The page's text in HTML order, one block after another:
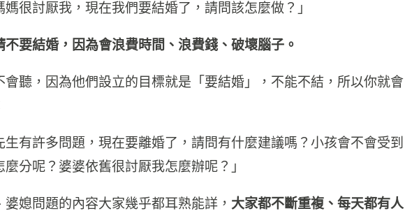
很討厭我，現在我們要結婚了，請問該怎麼做？」
不要結婚，因為會浪費時間、浪費錢、破壞腦子。
會聽，因為他們設立的目標就是「要結婚」，不能不結，所以你就會
生有許多問題，現在要離婚了，請問有什麼建議嗎？小孩會不會受到
分呢？婆婆依舊很討厭我怎麼辦呢？」
媳問題的內容大家幾乎都耳熟能詳， 大家都不斷重複、每天都有人